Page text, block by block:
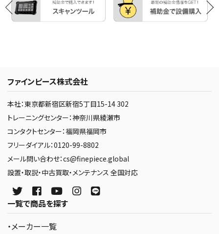
ファインピース株式会社
本社：東京都新宿区新宿5丁目15-14 302
トレーニングセンター：神奈川県綾瀬市
コンタクトセンター：福岡県福岡市
フリーダイアル：0120-99-8802
メール問い合わせ：cs@finepiece.global
設置・取説・中古買取・メンテナンス 全国対応
一覧で商品を探す
・メーカー一覧